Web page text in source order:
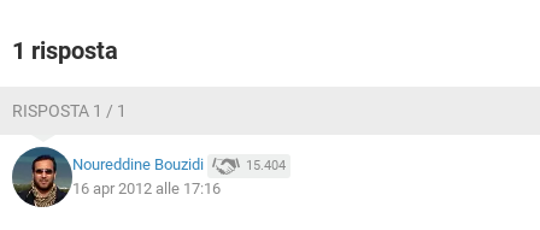
1 risposta
RISPOSTA 1 / 1
Noureddine Bouzidi 15.404
16 apr 2012 alle 17:16